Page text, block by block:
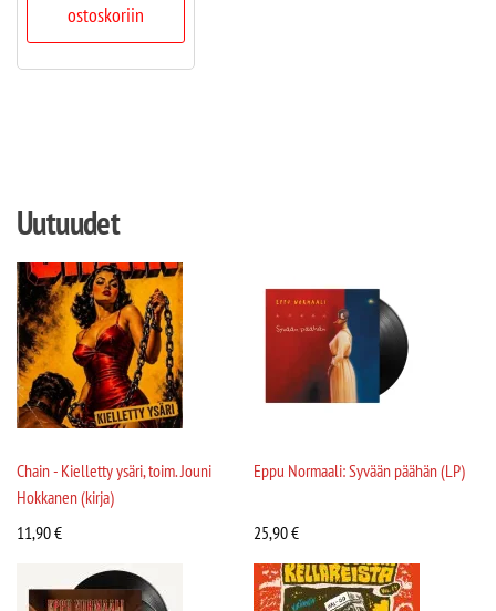
ostoskoriin
Uutuudet
Chain - Kielletty ysäri, toim. Jouni
Hokkanen (kirja)
11,90€
Eppu Normaali: Syvään päähän (LP)
25,90€